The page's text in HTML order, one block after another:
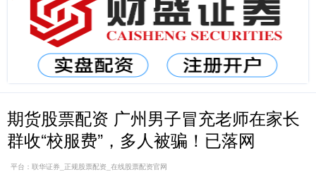
期货股票配资 广州男子冒充老师在家长
群收“校服费”，多人被骗！已落网
平台：联华证券_正规股票配资_在线股票配资官网